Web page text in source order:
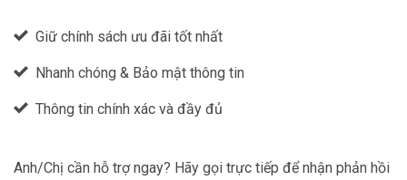
Giữ chính sách ưu đãi tốt nhất
Nhanh chóng & Bảo mật thông tin
Thông tin chính xác và đầy đủ
Anh/Chị cần hỗ trợ ngay? Hãy gọi trực tiếp để nhận phản hồi